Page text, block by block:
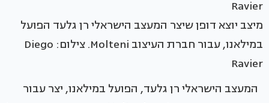
מיצב יוצא דופן שיצר המעצב הישראלי רן גלעד הפועל
במילאנו, עבור חברת העיצוב Molteni. צילום: Diego
Ravier
המעצב הישראלי רן גלעד, הפועל במילאנו, יצר עבור